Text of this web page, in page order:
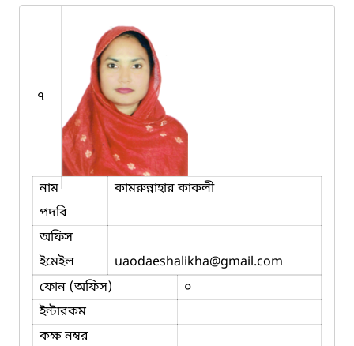
৭
নাম
কামরুন্নাহার কাকলী
পদবি
অফিস
ইমেইল
uaodaeshalikha@gmail.com
ফোন (অফিস)
০
ইন্টারকম
কক্ষ নম্বর